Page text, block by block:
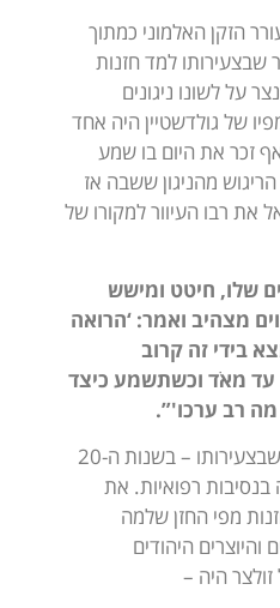
הזקן האלמוני כמתוך
שבצעירותו למד חזנות
על לשונו ניגונים
של גולדשטיין היה אחד
זכר את היום בו שמע
מהניגון ששבה אז
רבו העיוור למקורו של
שלו, חיטט ומישש
מצהיב ואמר: ‘הרואה
בידי זה קרוב
עד מאֹד וכשתשמע כיצד
רב ערכו'”.
בהמשך סיפר החזן האודסאי שבצעירותו – בשנות ה-20
לווינה בנסיבות רפואיות. את
מפי החזן שלמה
והיוצרים היהודים
היה –